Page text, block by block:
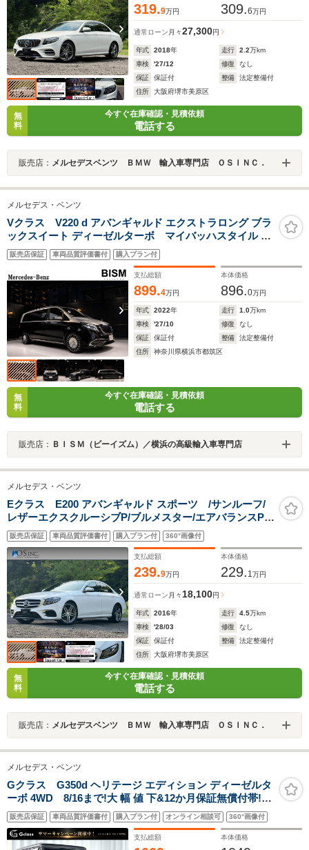
319.9万円 309.6万円
通常ローン 月々27,300円
年式 2018年 走行 2.2万km
車検
'27/12 修復
なし
保証
保証付 整備
法定整備付
住所
大阪府堺市美原区
無
料
今すぐ在庫確認・見積依頼
電話する
販売店： メルセデスベンツ ＢＭＷ 輸入車専門店 ＯＳＩＮＣ．
メルセデス・ベンツ
Vクラス V220 d アバンギャルド エクストラロング ブラ
ックスイート ディーゼルターボ マイバッハスタイル エ
クスクルーシブシート 後席専用クライメートコントロー
ル カーボン調インテリアトリム レザーARTICOダッシュ
ボード 冷蔵庫付きセンターコンソール 温冷機能付きカッ
プホルダー
販売店保証 車両品質評価書付 購入プラン付
支払総額
899.4万円
本体価格
896.0万円
年式 2022年 走行 1.0万km
車検
'27/10 修復
なし
保証
保証付 整備
法定整備付
住所
神奈川県横浜市都筑区
無
料
今すぐ在庫確認・見積依頼
電話する
販売店： ＢＩＳＭ（ビーイズム）／横浜の高級輸入車専門店
メルセデス・ベンツ
Eクラス E200 アバンギャルド スポーツ /サンルーフ/
レザーエクスクルーシブP/ブルメスター/エアバランスP/
全周囲カメラ/パワートランク/黒革/前席パワーシート・シ
ートメモリー/全席シートヒーター/アンビエントライ
ト/ETC/純正AW
販売店保証 車両品質評価書付 購入プラン付 360°画像付
支払総額
239.9万円
本体価格
229. 1 万円
通常ローン 月々 18,100円
年式 2016年 走行 4.5万km
車検
'28/03 修復
なし
保証
保証付 整備
法定整備付
住所
大阪府堺市美原区
無
料
今すぐ在庫確認・見積依頼
電話する
販売店： メルセデスベンツ ＢＭＷ 輸入車専門店 ＯＳＩＮＣ．
メルセデス・ベンツ
Gクラス G350d ヘリテージ エディション ディーゼルタ
ーボ 4WD 8/16まで!大 幅 値 下&12か月保証無償付帯!マ
ラカイトグリーン 40台限定 W463最終型 日本限定車 オブ
シディアンブラックアクセント グロスブラックペイント
18AW AppleCarPlay/AndroidAuto対応最終ナビ
販売店保証 車両品質評価書付 購入プラン付 オンライン相談可 360°画像付
支払総額 本体価格